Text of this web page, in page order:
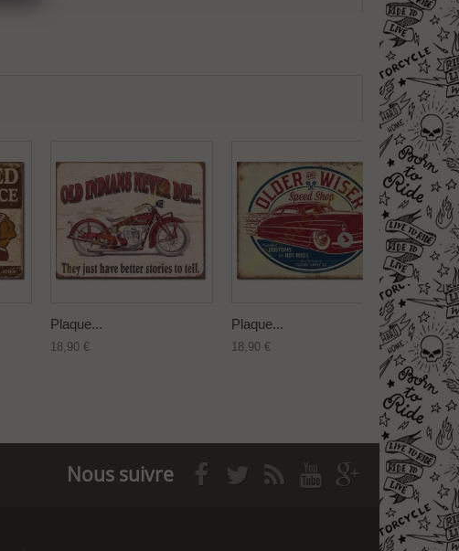
Plaque...
18,90 €
Plaque...
18,90 € 18,90 €
Nous suivre